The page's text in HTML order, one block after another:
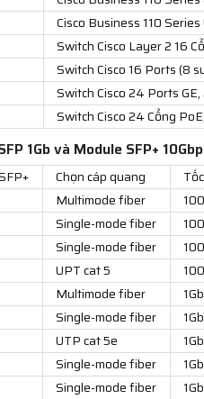
Cisco Business 110
Switch Cisco Layer 2 16
Switch Cisco 16 Ports (8
Switch Cisco 24 Ports GE,
Switch Cisco 24 Cổng
1Gb và Module SFP+
Chọn cáp quang
Multimode fiber
Single-mode fiber
Single-mode fiber
UPT cat 5
Multimode fiber
Single-mode fiber
UTP cat 5e
Single-mode fiber
Single-mode fiber